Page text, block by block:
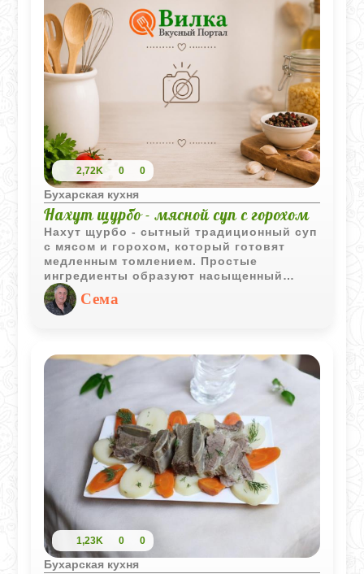
2,72K 0 0
Бухарская кухня
Нахут щурбо - мясной суп с горохом
Нахут щурбо - сытный традиционный суп
с мясом и горохом, который готовят
медленным томлением. Простые
ингредиенты образуют насыщенный
бульон с характерным вкусом и
ароматом восточной кухни.
Сема
1,23K 0 0
Бухарская кухня